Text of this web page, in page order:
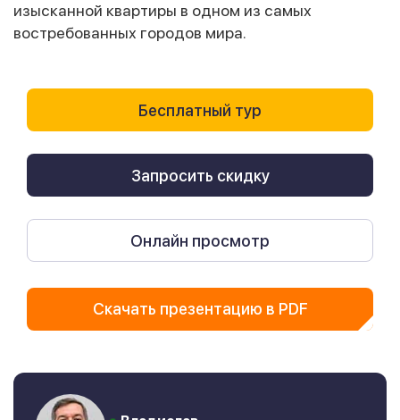
изысканной квартиры в одном из самых
востребованных городов мира.
Бесплатный тур
Запросить скидку
Онлайн просмотр
Скачать презентацию в PDF